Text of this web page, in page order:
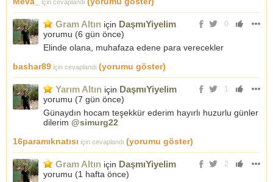
için cevaplandı
0
Gram Altın için DaşmıYiyelim
yorumu (6 gün önce)
Elinde olana, muhafaza edene para verecekler
bashar89 için cevaplandı (yorumu göster)
1
Yarım Altın için DaşmıYiyelim
yorumu (7 gün önce)
Günaydın hocam teşekkür ederim hayırlı huzurlu günler
dilerim @simurg22
16paramıknatısı için cevaplandı (yorumu göster)
2
Gram Altın için DaşmıYiyelim
yorumu (1 hafta önce)